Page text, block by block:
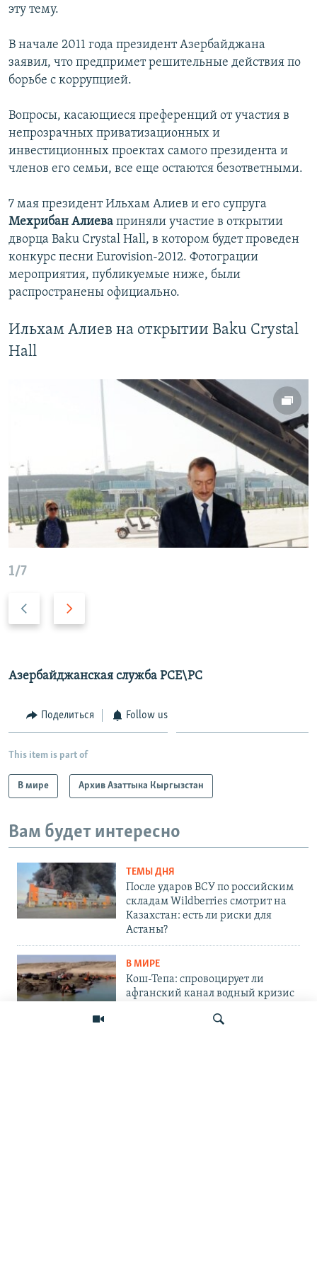
эту тему.
В начале 2011 года президент Азербайджана
заявил, что предпримет решительные действия по
борьбе с коррупцией.
Вопросы, касающиеся преференций от участия в
непрозрачных приватизационных и
инвестиционных проектах самого президента и
членов его семьи, все еще остаются безответными.
7 мая президент Ильхам Алиев и его супруга
Мехрибан Алиева приняли участие в открытии
дворца Baku Crystal Hall, в котором будет проведен
конкурс песни Eurovision-2012. Фотограции
мероприятия, публикуемые ниже, были
распространены официально.
Ильхам Алиев на открытии Baku Crystal
Hall
1/7
i
l
i
d
s
Азербайджанская служба РСЕ\РС
Поделиться Follow us
This item is part of
В мире Архив Азаттыка Кыргызстан
Вам будет интересно
ТЕМЫ ДНЯ
После ударов ВСУ по российским
складам Wildberries смотрит на
Казахстан: есть ли риски для
Астаны?
В МИРЕ
Кош-Тепа: спровоцирует ли
афганский канал водный кризис